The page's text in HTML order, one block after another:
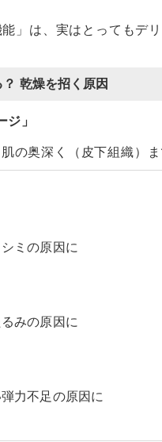
」は、実はとってもデ
乾燥を招く原因
ジ」
の奥深く（皮下組織）
ミの原因に
みの原因に
力不足の原因に